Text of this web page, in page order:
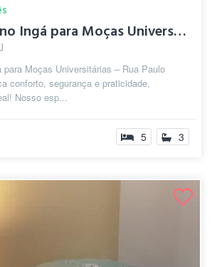
Alugo Vagas no Ingá para Moças Universit...
para Moças Universitárias – Rua Paulo
conforto, segurança e praticidade,
Nosso esp...
5 3